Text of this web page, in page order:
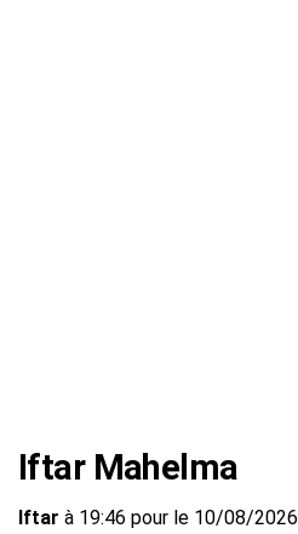
Iftar Mahelma
Iftar à 19:46 pour le 10/08/2026